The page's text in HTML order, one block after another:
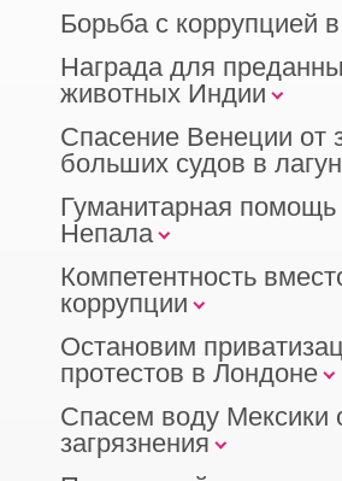
Борьба с коррупцией
Награда для
животных Индии
Спасение Венеции от
больших судов в
Гуманитарная
Непала
Компетентность
коррупции
Остановим
протестов в Лондоне
Спасем воду Мексики
загрязнения